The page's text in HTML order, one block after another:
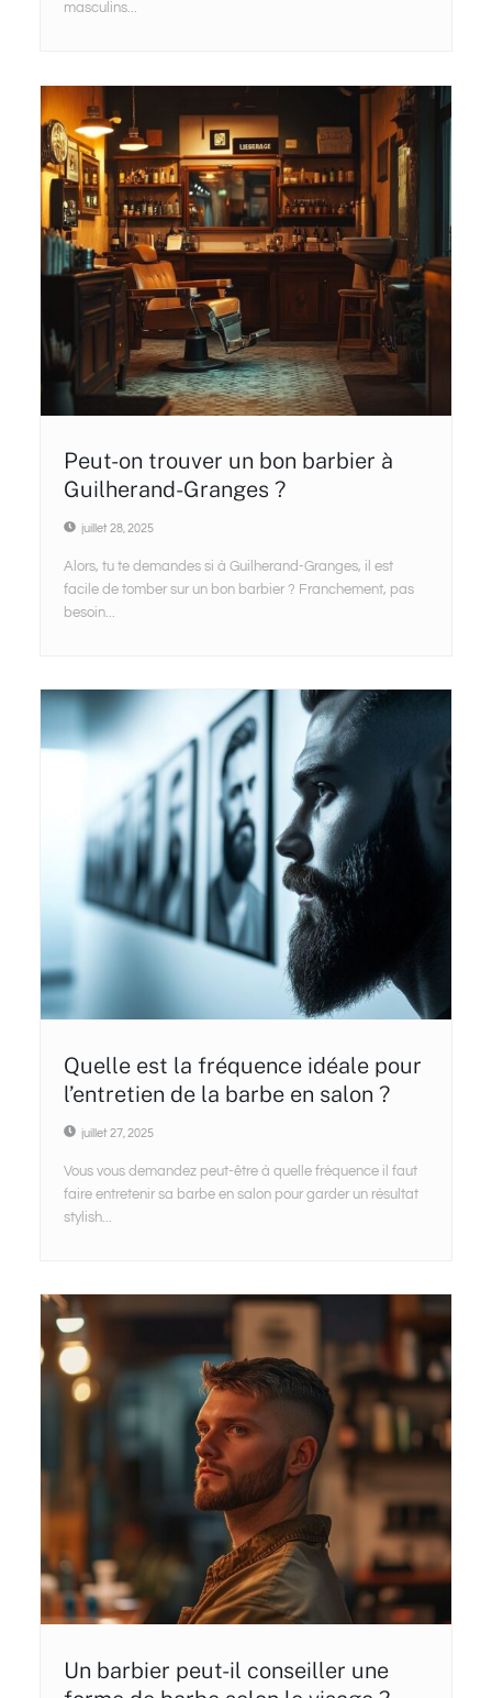
masculins...
Peut-on trouver un bon barbier à
Guilherand-Granges ?
juillet 28, 2025
Alors, tu te demandes si à Guilherand-Granges, il est
facile de tomber sur un bon barbier ? Franchement, pas
besoin...
Quelle est la fréquence idéale pour
l’entretien de la barbe en salon ?
juillet 27, 2025
Vous vous demandez peut-être à quelle fréquence il faut
faire entretenir sa barbe en salon pour garder un résultat
stylish...
Un barbier peut-il conseiller une